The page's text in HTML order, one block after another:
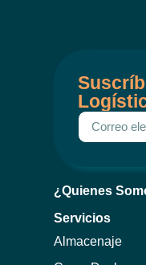
¿Quienes
Servicios
Almacenaje